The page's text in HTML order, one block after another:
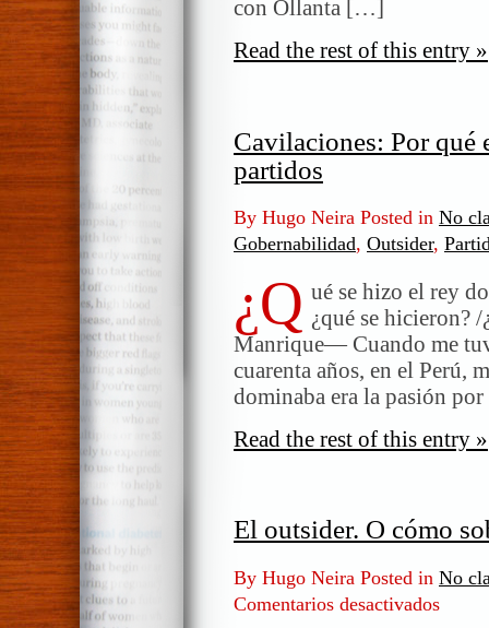
con Ollanta […]
Read the rest of this entry »
Cavilaciones: Por qué
partidos
By Hugo Neira Posted in No
Gobernabilidad, Outsider,
¿Q ué se hizo el rey
¿qué se hicieron?
Manrique— Cuando me
cuarenta años, en el Perú,
dominaba era la pasión
Read the rest of this entry »
El outsider. O cómo
By Hugo Neira Posted in No
Comentarios desactivados